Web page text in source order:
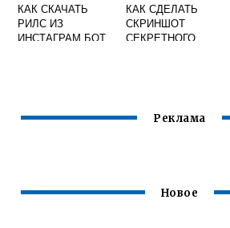
КАК СКАЧАТЬ
РИЛС ИЗ
ИНСТАГРАМ БОТ
КАК СДЕЛАТЬ
СКРИНШОТ
СЕКРЕТНОГО
Реклама
Новое